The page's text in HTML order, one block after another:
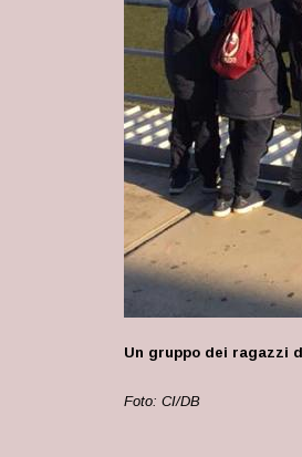
Un gruppo dei ragazzi
Foto: CI/DB